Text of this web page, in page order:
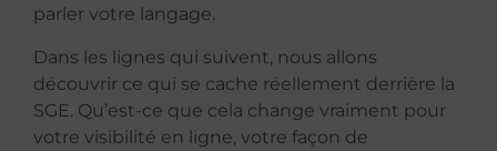
parler votre langage.
Dans les lignes qui suivent, nous allons
découvrir ce qui se cache réellement derrière la
SGE. Qu’est-ce que cela change vraiment pour
votre visibilité en ligne, votre façon de